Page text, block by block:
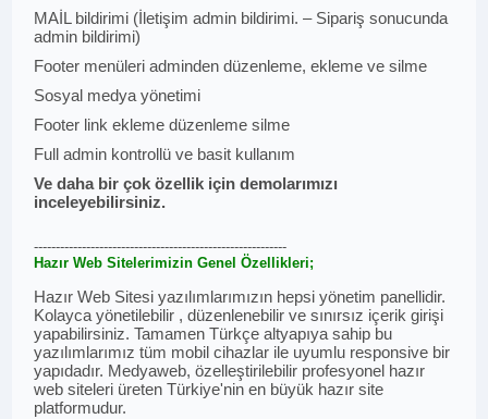
MAİL bildirimi (İletişim admin bildirimi. – Sipariş sonucunda
admin bildirimi)
Footer menüleri adminden düzenleme, ekleme ve silme
Sosyal medya yönetimi
Footer link ekleme düzenleme silme
Full admin kontrollü ve basit kullanım
Ve daha bir çok özellik için demolarımızı
inceleyebilirsiniz.
----------------------------------------------------------
Hazır Web Sitelerimizin Genel Özellikleri;
Hazır Web Sitesi yazılımlarımızın hepsi yönetim panellidir.
Kolayca yönetilebilir , düzenlenebilir ve sınırsız içerik girişi
yapabilirsiniz. Tamamen Türkçe altyapıya sahip bu
yazılımlarımız tüm mobil cihazlar ile uyumlu responsive bir
yapıdadır. Medyaweb, özelleştirilebilir profesyonel hazır
web siteleri üreten Türkiye'nin en büyük hazır site
platformudur.